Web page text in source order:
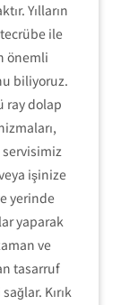
Yılların
ile
önemli
biliyoruz.
ray dolap
servisimiz
işinize
yerinde
yaparak
ve
tasarruf
Kırık